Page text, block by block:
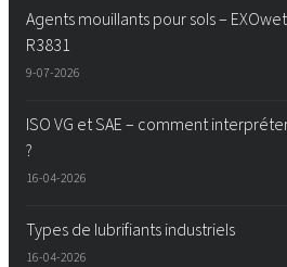
Agents mouillants pour sols –
R3831
9-07-2026
ISO VG et SAE – comment
?
16-04-2026
Types de lubrifiants industriels
16-04-2026